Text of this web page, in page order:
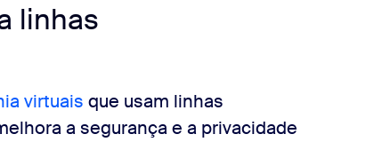
linhas
virtuais que usam linhas
a segurança e a privacidade